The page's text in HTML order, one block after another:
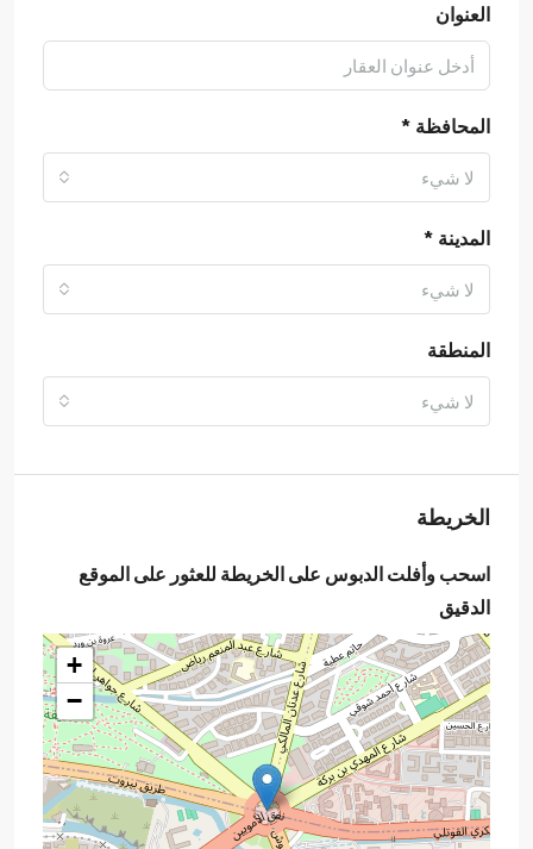
العنوان
المحافظة *
لا شيء
المدينة *
لا شيء
المنطقة
لا شيء
الخريطة
اسحب وأفلت الدبوس على الخريطة للعثور على الموقع
الدقيق
+
−